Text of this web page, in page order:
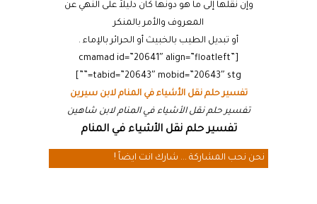
وإن نقلها إلى ما هو دونها كان دليلاً على النهي عن
المعروف والأمر بالمنكر
أو تبديل الطيب بالخبيث أو الحرائر بالإماء .
[cmamad id=”20641″ align=”floatleft”
tabid=”20643″ mobid=”20643″ stg=””]
تفسير حلم نقل الأشياء في المنام لابن سيرين
تفسير حلم نقل الأشياء في المنام لابن شاهين
تفسير حلم نقل الأشياء في المنام
نحن نحب المشاركة ... شارك انت ايضاً !